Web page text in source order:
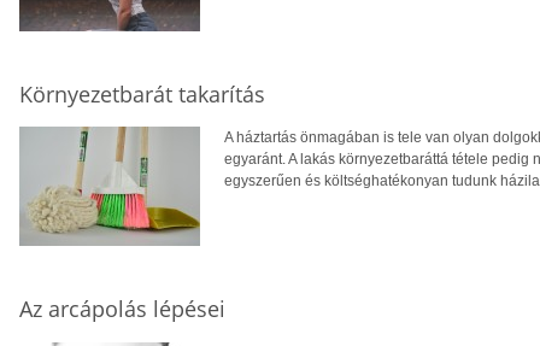
Környezetbarát takarítás
A háztartás önmagában is tele van olyan
egyaránt. A lakás környezetbaráttá tétele
egyszerűen és költséghatékonyan tudunk
Az arcápolás lépései